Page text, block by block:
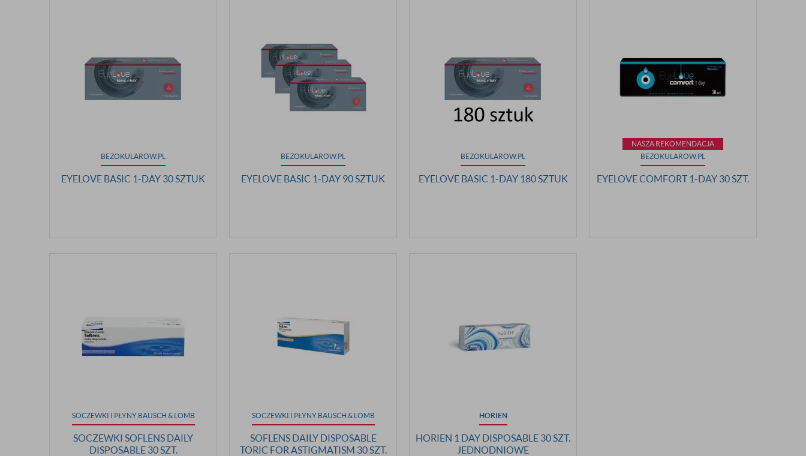
BEZOKULAROW.PL
EYELOVE BASIC 1-DAY 30 SZTUK
BEZOKULAROW.PL
EYELOVE BASIC 1-DAY 90 SZTUK
BEZOKULAROW.PL
EYELOVE BASIC 1-DAY 180 SZTUK
NASZA REKOMENDACJA
BEZOKULAROW.PL
EYELOVE COMFORT 1-DAY 30 SZT.
SOCZEWKI I PŁYNY BAUSCH & LOMB
SOCZEWKI SOFLENS DAILY
DISPOSABLE 30 SZT.
SOCZEWKI I PŁYNY BAUSCH & LOMB
SOFLENS DAILY DISPOSABLE
TORIC FOR ASTIGMATISM 30 SZT.
HORIEN
HORIEN 1 DAY DISPOSABLE 30 SZT.
JEDNODNIOWE